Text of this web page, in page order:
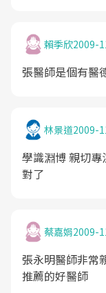
後 認為沒有親自問診把脈不敢隨便開藥 突然表明會抽
空到員林家中診療父親狀況 當時
那段話 自己感到不敢置信 大醫院的主治醫師居然要抽
開了 隔沒幾天 印象中是星期六的下午便接到張醫師的
電話了 張醫師不想麻煩別人 自己坐車到員林還步行了
幾十分鐘走到我家門口才
留下眼淚 看過父親之後張醫師給了不少建議 隔週一去
拿藥 忘了是開兩星期還是一個月份 沒想到藥尚未服完
父親狀況再調整藥方 此時真不知如何形容自
心情 對張醫師除了感激仍是感激 此次問診完 微調藥方
也增加了天數 而後 父親因發高燒送到當地醫院 治療期
間不斷施打抗生素降燒 後來又引發肺
治療折騰了一個月後
賴季欣2009-
張醫師是個有醫
林景道2009-
學識淵博 親切
對了
蔡嘉娟2009-
張永明醫師非常
推薦的好醫師